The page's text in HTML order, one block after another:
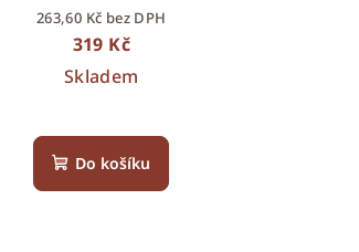
263,60 Kč bez DPH
319 Kč
Skladem
Do košíku